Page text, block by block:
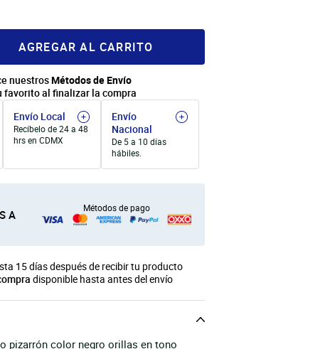
AGREGAR AL CARRITO
nuestrosMétodos de Envío
favorito al finalizar la compra
Envío Local
Recíbelo de 24 a 48
hrs en CDMX
Envío
Nacional
De 5 a 10 días
hábiles.
A
Métodos de pago
15 días después de recibir tu producto
disponible hasta antes del envío
pizarrón color negro orillas en tono